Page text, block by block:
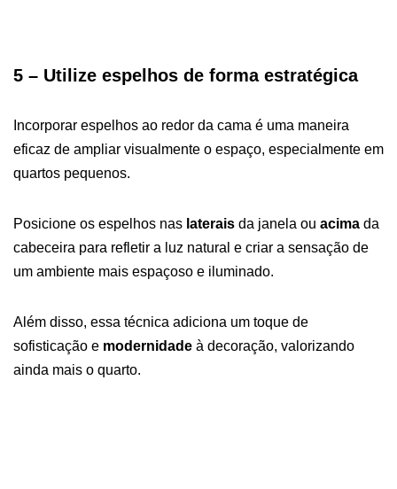
5 – Utilize espelhos de forma estratégica
Incorporar espelhos ao redor da cama é uma maneira
eficaz de ampliar visualmente o espaço, especialmente em
quartos pequenos.
Posicione os espelhos nas laterais da janela ou acima da
cabeceira para refletir a luz natural e criar a sensação de
um ambiente mais espaçoso e iluminado.
Além disso, essa técnica adiciona um toque de
sofisticação e modernidade à decoração, valorizando
ainda mais o quarto.